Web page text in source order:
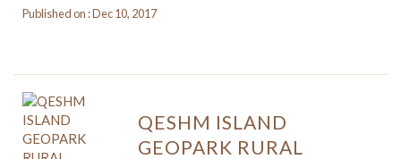
Published on : Dec 10, 2017
QESHM ISLAND
GEOPARK RURAL